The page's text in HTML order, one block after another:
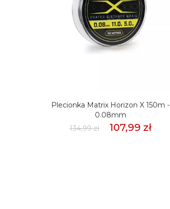
Plecionka Matrix Horizon X 150m -
0.08mm
134,99 zł
107,99 zł